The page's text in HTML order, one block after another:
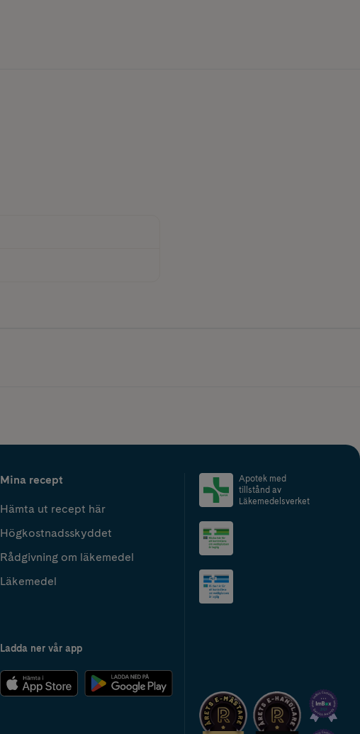
Mina recept
Hämta ut recept här
Högkostnadsskyddet
Rådgivning om läkemedel
Läkemedel
Ladda ner vår app
Apotek med
tillstånd av
Läkemedelsverket